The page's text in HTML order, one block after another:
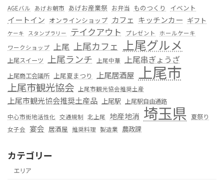
AGEバル あげお朝市 あげお産業祭 お弁当 ものつくり イベント
イートイン オンラインショップ カフェ キッチンカー ギフト
ケーキ スタンプラリー テイクアウト プレゼント
ホールケーキ
ワークショップ 上尾 上尾カフェ 上尾グルメ
上尾スイーツ 上尾ランチ 上尾中華 上尾串ぎょうざ
上尾商工会議所 上尾夏まつり 上尾居酒屋 上尾市
上尾市観光協会 上尾市観光協会推奨土産
上尾市観光協会推奨土産品 上尾駅 上尾駅自由通路
中心市街地活性化 交通規制 北上尾 地産地消 埼玉県 夏祭り
女子会 宴会 居酒屋 推奨料理 製造業 農政課
カテゴリー
エリア